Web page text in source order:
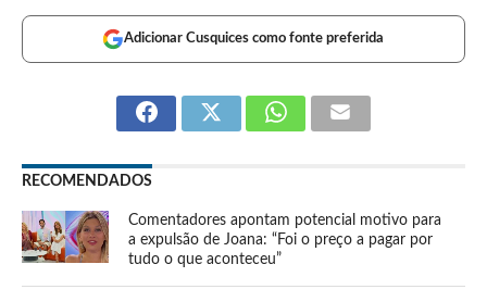
Adicionar Cusquices como fonte preferida
RECOMENDADOS
Comentadores apontam potencial motivo para
a expulsão de Joana: “Foi o preço a pagar por
tudo o que aconteceu”